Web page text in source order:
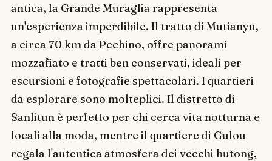
antica, la Grande Muraglia rappresenta
un'esperienza imperdibile. Il tratto di Mutianyu,
a circa 70 km da Pechino, offre panorami
mozzafiato e tratti ben conservati, ideali per
escursioni e fotografie spettacolari. I quartieri
da esplorare sono molteplici. Il distretto di
Sanlitun è perfetto per chi cerca vita notturna e
locali alla moda, mentre il quartiere di Gulou
regala l'autentica atmosfera dei vecchi hutong,